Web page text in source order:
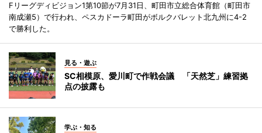
Fリーグディビジョン1第10節が7月31日、町田市立総合体育館（町田市
南成瀬5）で行われ、ペスカドーラ町田がボルクバレット北九州に4-2
で勝利した。
見る・遊ぶ
SC相模原、愛川町で作戦会議 「天然芝」練習拠
点の披露も
学ぶ・知る